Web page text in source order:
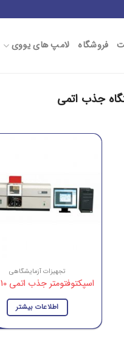
فروشگاه لامپ های یووی
جذب اتمی
تجهیزات آزمایشگاهی
اسپکتوفتومتر جذب اتمی AAS-10
اطلاعات بیشتر